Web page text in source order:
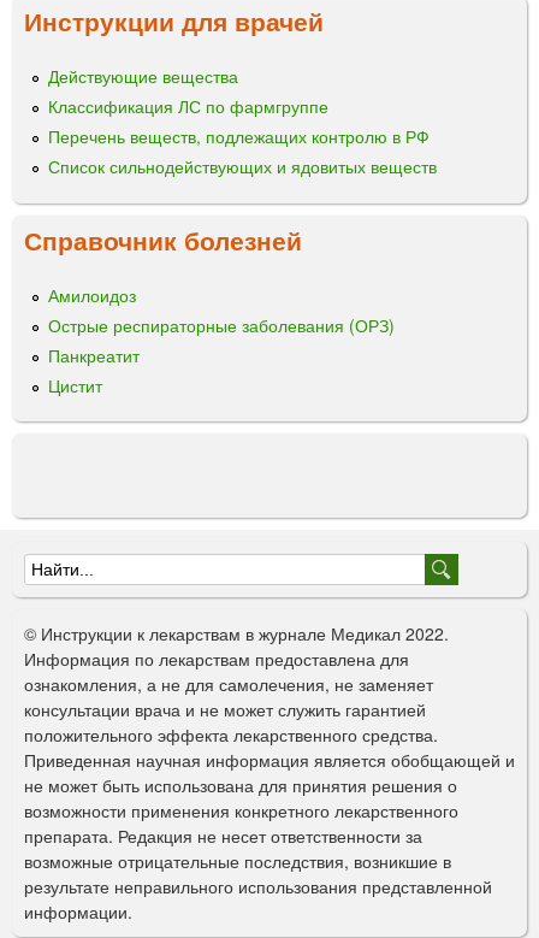
И
»
в
р
о
а
н
н
й
к
с
т
с
к
а
п
с
у
л
ы
и
ы
Инструкции для врачей
Действующие вещества
Классификация ЛС по фармгруппе
Перечень веществ, подлежащих контролю в РФ
Список сильнодействующих и ядовитых веществ
Справочник болезней
Амилоидоз
Острые респираторные заболевания (ОРЗ)
Панкреатит
Цистит
Ф
о
р
м
а
п
о
и
с
к
© Инструкции к лекарствам в журнале Медикал 2022.
Информация по лекарствам предоставлена для
ознакомления, а не для самолечения, не заменяет
консультации врача и не может служить гарантией
положительного эффекта лекарственного средства.
Приведенная научная информация является обобщающей и
не может быть использована для принятия решения о
возможности применения конкретного лекарственного
препарата. Редакция не несет ответственности за
возможные отрицательные последствия, возникшие в
результате неправильного использования представленной
информации.